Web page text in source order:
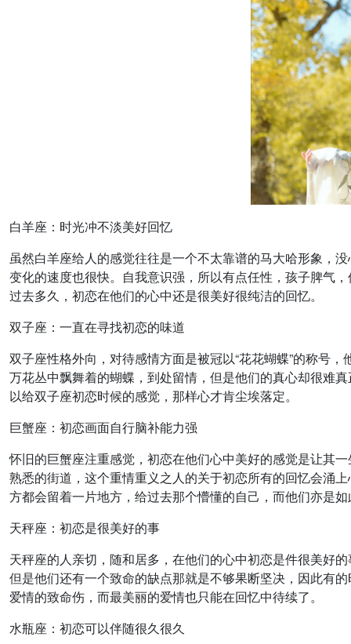
白羊座：时光冲不淡美好回忆
虽然白羊座给人的感觉往往是一个不太靠谱的马大哈形象，
变化的速度也很快。自我意识强，所以有点任性，孩子脾气
过去多久，初恋在他们的心中还是很美好很纯洁的回忆。
双子座：一直在寻找初恋的味道
双子座性格外向，对待感情方面是被冠以“花花蝴蝶”的称号
万花丛中飘舞着的蝴蝶，到处留情，但是他们的真心却很难
以给双子座初恋时候的感觉，那样心才肯尘埃落定。
巨蟹座：初恋画面自行脑补能力强
怀旧的巨蟹座注重感觉，初恋在他们心中美好的感觉是让其
熟悉的街道，这个重情重义之人的关于初恋所有的回忆会涌
方都会留着一片地方，给过去那个懵懂的自己，而他们亦是
天秤座：初恋是很美好的事
天秤座的人亲切，随和居多，在他们的心中初恋是件很美好
但是他们还有一个致命的缺点那就是不够果断坚决，因此有
爱情的致命伤，而最美丽的爱情也只能在回忆中待续了。
水瓶座：初恋可以伴随很久很久